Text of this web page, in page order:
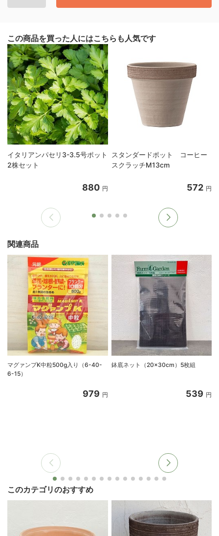
この商品を買った人にはこちらも人気です
イタリアンパセリ3-3.5号ポット
2株セット
880 円
スタンダードポット コーヒー
スクラッチM13cm
572 円
関連商品
マグァンプK中粒500g入り（6-40-
6-15）
979 円
鉢底ネット（20×30cm）5枚組
539 円
このカテゴリのおすすめ